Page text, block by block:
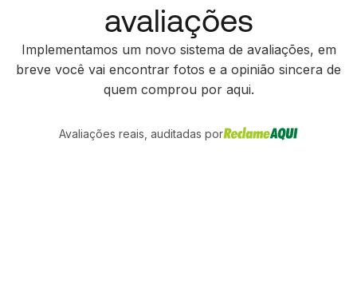
avaliações
Implementamos um novo sistema de avaliações, em
breve você vai encontrar fotos e a opinião sincera de
quem comprou por aqui.
Avaliações reais, auditadas por